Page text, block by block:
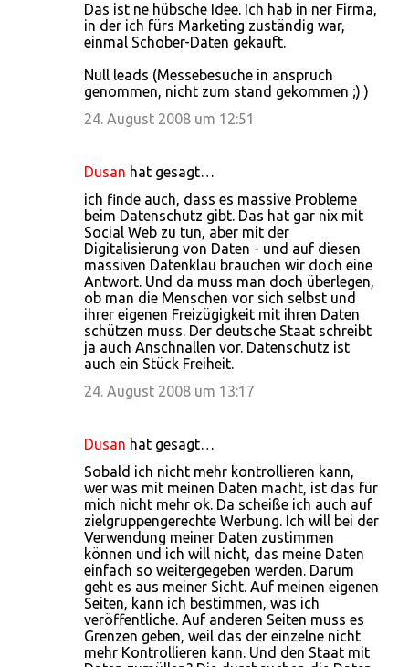
Das ist ne hübsche Idee. Ich hab in ner Firma,
in der ich fürs Marketing zuständig war,
einmal Schober-Daten gekauft.
Null leads (Messebesuche in anspruch
genommen, nicht zum stand gekommen ;) )
24. August 2008 um 12:51
Dusan hat gesagt…
ich finde auch, dass es massive Probleme
beim Datenschutz gibt. Das hat gar nix mit
Social Web zu tun, aber mit der
Digitalisierung von Daten - und auf diesen
massiven Datenklau brauchen wir doch eine
Antwort. Und da muss man doch überlegen,
ob man die Menschen vor sich selbst und
ihrer eigenen Freizügigkeit mit ihren Daten
schützen muss. Der deutsche Staat schreibt
ja auch Anschnallen vor. Datenschutz ist
auch ein Stück Freiheit.
24. August 2008 um 13:17
Dusan hat gesagt…
Sobald ich nicht mehr kontrollieren kann,
wer was mit meinen Daten macht, ist das für
mich nicht mehr ok. Da scheiße ich auch auf
zielgruppengerechte Werbung. Ich will bei der
Verwendung meiner Daten zustimmen
können und ich will nicht, das meine Daten
einfach so weitergegeben werden. Darum
geht es aus meiner Sicht. Auf meinen eigenen
Seiten, kann ich bestimmen, was ich
veröffentliche. Auf anderen Seiten muss es
Grenzen geben, weil das der einzelne nicht
mehr Kontrollieren kann. Und den Staat mit